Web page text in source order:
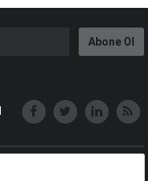
Abone Ol